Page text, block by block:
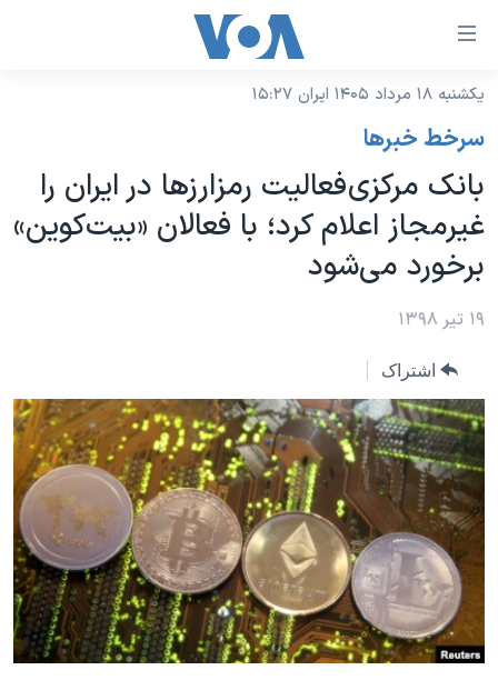
لینکهای
دسترسی
جهش
محتوای
اصلی
جهش
صفحه
جهش
به
جستجو
نسخه سبک وب‌سایت
موضوع ها
ایران
آمریکا
جهان
ورزشی
گزیده‌ها
ویژه برنامه‌ها
ویدیوها
فرهنگ و زندگی
حقوق شهروندی
اقتصادی
علم و فناوری
برنامه های تلویزیونی
جدول برنامه ها
صفحه‌های ویژه
جام جهانی ۲۰۲۶
عملیات خشم حماسی
۲۵۰سالگی آمریکا
بایگانی برنامه‌های تلویزیونی
مستندها
انتخابات ریاست جمهوری آمریکا ۲۰۲۴
حمله جمهوری اسلامی به اسرائیل
رمز مهسا
فرکانس‌های صدای آمریکا
پخش رادیویی
یادگیری زبان انگلیسی
دنبال کنید
زبانهای مختلف
یکشنبه ۱۸ مرداد ۱۴۰۵ ایران ۱۵:۲۷
سرخط خبرها
بانک مرکزی فعالیت رمزارزها در ایران را
غیرمجاز اعلام کرد؛ با فعالان «بیت‌کوین»
برخورد می‌شود
۱۹ تیر ۱۳۹۸
اشتراک